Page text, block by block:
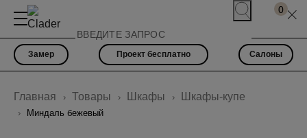
0
Замер Проект бесплатно Салоны
Главная Товары Шкафы Шкафы-купе
Миндаль бежевый